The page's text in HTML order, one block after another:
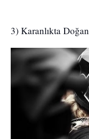
3) Karanlıkta Doğan